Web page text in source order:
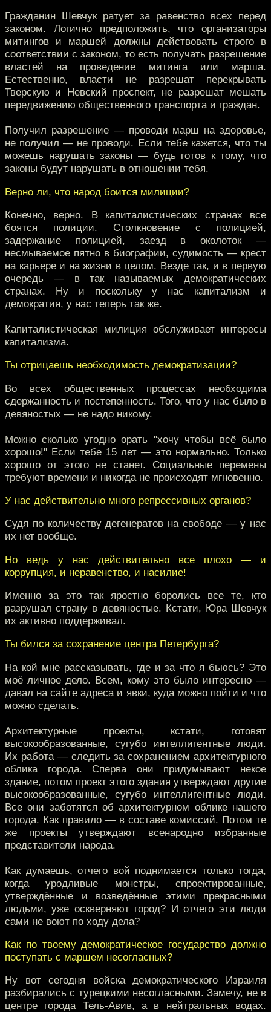
Гражданин Шевчук ратует за равенство всех перед
законом. Логично предположить, что организаторы
митингов и маршей должны действовать строго в
соответствии с законом, то есть получать разрешение
властей на проведение митинга или марша.
Естественно, власти не разрешат перекрывать
Тверскую и Невский проспект, не разрешат мешать
передвижению общественного транспорта и граждан.
Получил разрешение — проводи марш на здоровье,
не получил — не проводи. Если тебе кажется, что ты
можешь нарушать законы — будь готов к тому, что
законы будут нарушать в отношении тебя.
Верно ли, что народ боится милиции?
Конечно, верно. В капиталистических странах все
боятся полиции. Столкновение с полицией,
задержание полицией, заезд в околоток —
несмываемое пятно в биографии, судимость — крест
на карьере и на жизни в целом. Везде так, и в первую
очередь — в так называемых демократических
странах. Ну и поскольку у нас капитализм и
демократия, у нас теперь так же.
Капиталистическая милиция обслуживает интересы
капитализма.
Ты отрицаешь необходимость демократизации?
Во всех общественных процессах необходима
сдержанность и постепенность. Того, что у нас было в
девяностых — не надо никому.
Можно сколько угодно орать "хочу чтобы всё было
хорошо!" Если тебе 15 лет — это нормально. Только
хорошо от этого не станет. Социальные перемены
требуют времени и никогда не происходят мгновенно.
У нас действительно много репрессивных органов?
Судя по количеству дегенератов на свободе — у нас
их нет вообще.
Но ведь у нас действительно все плохо — и
коррупция, и неравенство, и насилие!
Именно за это так яростно боролись все те, кто
разрушал страну в девяностые. Кстати, Юра Шевчук
их активно поддерживал.
Ты бился за сохранение центра Петербурга?
На кой мне рассказывать, где и за что я бьюсь? Это
моё личное дело. Всем, кому это было интересно —
давал на сайте адреса и явки, куда можно пойти и что
можно сделать.
Архитектурные проекты, кстати, готовят
высокообразованные, сугубо интеллигентные люди.
Их работа — следить за сохранением архитектурного
облика города. Сперва они придумывают некое
здание, потом проект этого здания утверждают другие
высокообразованные, сугубо интеллигентные люди.
Все они заботятся об архитектурном облике нашего
города. Как правило — в составе комиссий. Потом те
же проекты утверждают всенародно избранные
представители народа.
Как думаешь, отчего вой поднимается только тогда,
когда уродливые монстры, спроектированные,
утверждённые и возведённые этими прекрасными
людьми, уже оскверняют город? И отчего эти люди
сами не воют по ходу дела?
Как по твоему демократическое государство должно
поступать с маршем несогласных?
Ну вот сегодня войска демократического Израиля
разбирались с турецкими несогласными. Замечу, не в
центре города Тель-Авив, а в нейтральных водах.